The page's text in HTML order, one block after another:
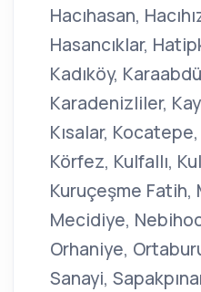
Hacıhasan,
Hasancıklar,
Kadıköy,
Karadenizliler,
Kısalar,
Körfez, Kulfallı,
Kuruçeşme Fatih,
Mecidiye,
Orhaniye,
Sanayi,